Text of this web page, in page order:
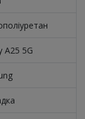
A25 5G